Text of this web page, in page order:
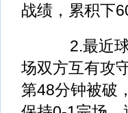
战绩，累积下
2.最近球
场双方互有攻
第48分钟被破